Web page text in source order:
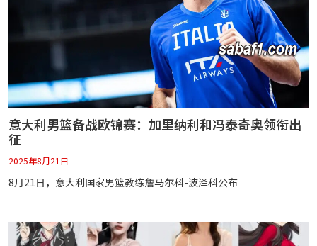
意大利男篮备战欧锦赛：加里纳利和冯泰奇奥领衔出
征
2025年8月21日
8月21日，意大利国家男篮教练詹马尔科-波泽科公布